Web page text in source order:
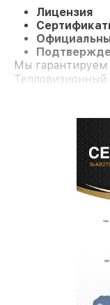
Лицензия
Мы